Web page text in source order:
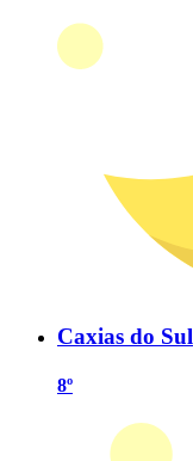
Caxias do Sul
8º